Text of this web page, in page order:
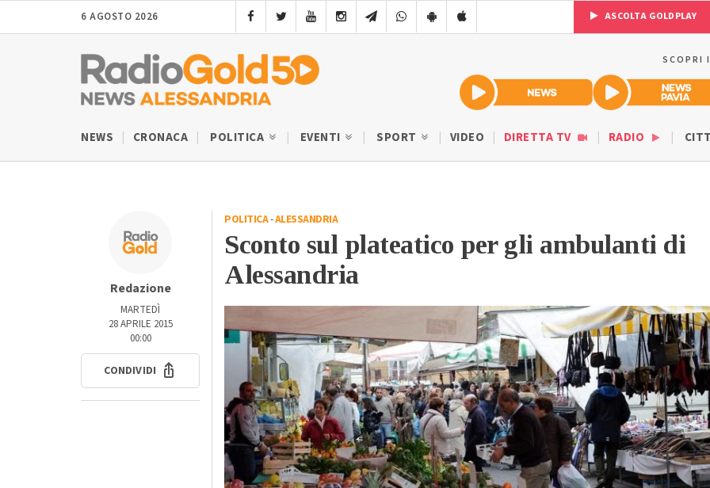
6 AGOSTO 2026 ASCOLTA GOLDPLAY
SCOPRI
NEWS CRONACA POLITICA EVENTI SPORT VIDEO DIRETTA TV RADIO
Redazione
MARTEDÌ
28 APRILE 2015
00:00
CONDIVIDI
POLITICA-ALESSANDRIA
Sconto sul plateatico per gli ambulanti di
Alessandria